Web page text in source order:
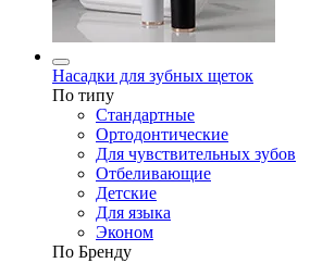
Насадки для зубных щеток
По типу
Стандартные
Ортодонтические
Для чувствительных зубов
Отбеливающие
Детские
Для языка
Эконом
По Бренду